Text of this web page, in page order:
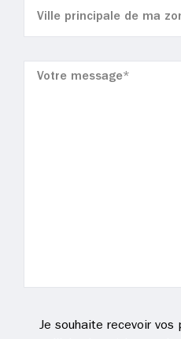
Message (Nécessaire)
Promotion
Je souhaite recevoir vos